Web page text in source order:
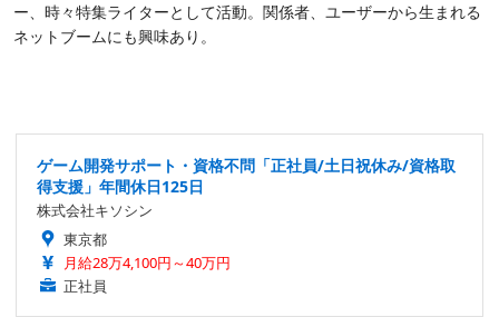
ー、時々特集ライターとして活動。関係者、ユーザーから生まれる
ネットブームにも興味あり。
ゲーム開発サポート・資格不問「正社員/土日祝休み/資格取
得支援」年間休日125日
株式会社キソシン
東京都
月給28万4,100円～40万円
正社員